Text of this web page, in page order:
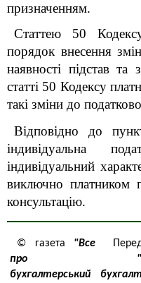
призначенням.
Статтею 50
порядок внесення
наявності підстав
статті 50 Кодексу
такі зміни до
Відповідно до
індивідуальна
індивідуальний
виключно платником
консультацію.
© газета "Все
про
бухгалтерський